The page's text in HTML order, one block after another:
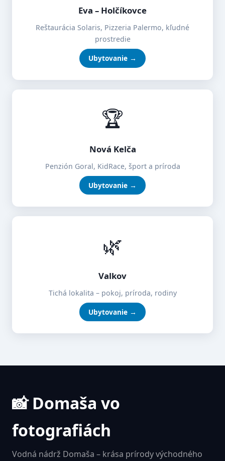
Eva – Holčíkovce
Reštaurácia Solaris, Pizzeria Palermo, kľudné
prostredie
Ubytovanie →
🏆
Nová Kelča
Penzión Goral, KidRace, šport a príroda
Ubytovanie →
🌿
Valkov
Tichá lokalita – pokoj, príroda, rodiny
Ubytovanie →
📸 Domaša vo
fotografiách
Vodná nádrž Domaša – krása prírody východného